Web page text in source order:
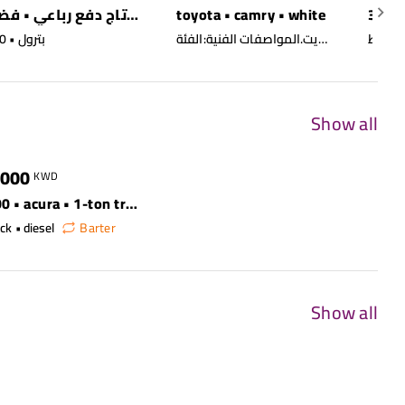
كيا • سبورتاج دفع رباعي • فضي
200 • بترول
toyota • camry • white
السعر المطلوب: 950 دينار كويتي.سنة الصنع: 2010.المسافة المقطوعة: 315,000 كم.الموقع: السالمية، مدينة الكويت.المواصفات الفنية:الفئة: GLX.ناقل الحركة: أوتوماتيك.اللون الخارجي: أبيض.الداخلية: قماش.المصدر: مواصفات الخليج.معلومات إضافية وحالة السيارة:الحالة العامة: السيارة في حالة جيدة جداً (v good condition).التكييف: يعمل بشكل جيد.الإطارات: تم تركيب إطارات أمامية جديدة مع كفالة لمدة 10 أشهر.الميزات: نوافذ كهربائية، نظام التوجيه المعزز (Power Steering).ملاحظة إضافية: ذكر البائع أن السيارة قد اجتازت الفحص (Passing).
3
Show all
KWD
400 • acura • 1-ton truck 2wd
• diesel Barter
Show all